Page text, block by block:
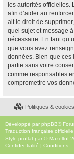
les autorités officielles.
afin d’aider au
ait le droit de
quel sujet et message
nécessaire. En tant
que vous avez
données. Bien que ces
partie sans votre
comme responsables
compromettre vos
Politiques & cookies
Développé par phpBB®
Traduction française officielle
Style proflat par © Mazeltof
Confidentialité | Conditions